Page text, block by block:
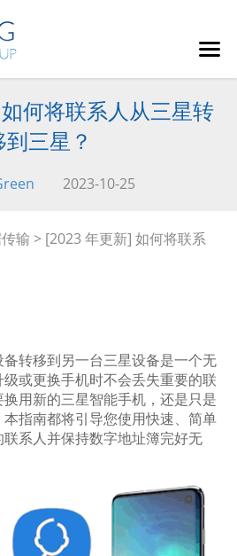
何将联系人从三星转
到三星？
2023-10-25
输 > [2023 年更新] 如何将联系
转移到另一台三星设备是一个无
或更换手机时不会丢失重要的联
用新的三星智能手机，还是只是
指南都将引导您使用快速、简单
系人并保持数字地址簿完好无